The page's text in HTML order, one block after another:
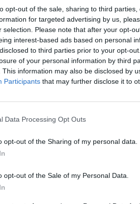
opt-out of the sale, sharing to third
for targeted advertising by us,
selection. Please note that after your opt-
interest-based ads based on personal
to third parties prior to your opt-
of your personal information by third
This information may also be disclosed by
Participants that may further disclose it to
Data Processing Opt Outs
opt-out of the Sharing of my personal data.
opt-out of the Sale of my Personal Data.